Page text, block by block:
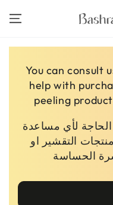
CONTENT
You can consult
help with
peeling
الحاجة لأي مساعدة
التقشير او
الحساسة